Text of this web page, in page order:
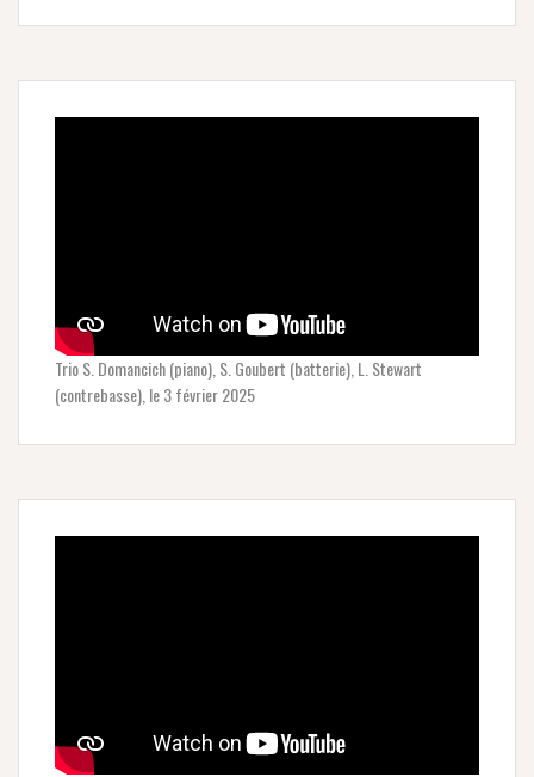
Trio S. Domancich (piano), S. Goubert (batterie), L. Stewart
(contrebasse), le 3 février 2025